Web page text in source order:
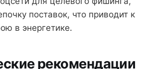
поставок, что приводит к
в энергетике.
рекомендации